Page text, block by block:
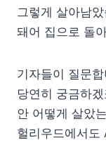
그렇게 살아남
돼어 집으로 돌
기자들이 질문
당연히 궁금하
안 어떻게 살았
헐리우드에서도